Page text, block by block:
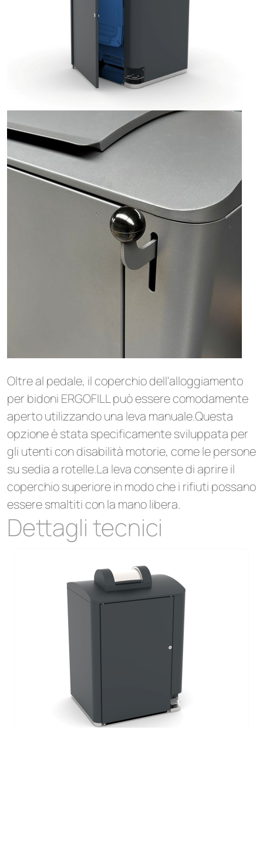
Oltre al pedale, il coperchio dell'alloggiamento
per bidoni ERGOFILL può essere comodamente
aperto utilizzando una leva manuale.Questa
opzione è stata specificamente sviluppata per
gli utenti con disabilità motorie, come le persone
su sedia a rotelle.La leva consente di aprire il
coperchio superiore in modo che i rifiuti possano
essere smaltiti con la mano libera.
Dettagli tecnici